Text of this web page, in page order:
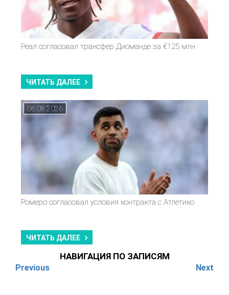
Реал согласовал трансфер Диоманде за €125 млн
ЧИТАТЬ ДАЛЕЕ
06.08.2026
Ромеро согласовал условия контракта с Атлетико
ЧИТАТЬ ДАЛЕЕ
НАВИГАЦИЯ ПО ЗАПИСЯМ
Previous Next